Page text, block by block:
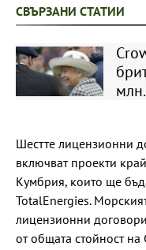
СВЪРЗАНИ СТАТИИ
Шестте лицензионни
включват проекти
Кумбрия, които ще
TotalEnergies.
лицензионни
от общата стойност на